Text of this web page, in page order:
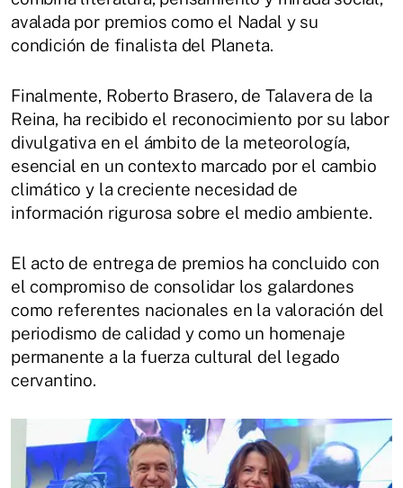
avalada por premios como el Nadal y su
condición de finalista del Planeta.
Finalmente, Roberto Brasero, de Talavera de la
Reina, ha recibido el reconocimiento por su labor
divulgativa en el ámbito de la meteorología,
esencial en un contexto marcado por el cambio
climático y la creciente necesidad de
información rigurosa sobre el medio ambiente.
El acto de entrega de premios ha concluido con
el compromiso de consolidar los galardones
como referentes nacionales en la valoración del
periodismo de calidad y como un homenaje
permanente a la fuerza cultural del legado
cervantino.